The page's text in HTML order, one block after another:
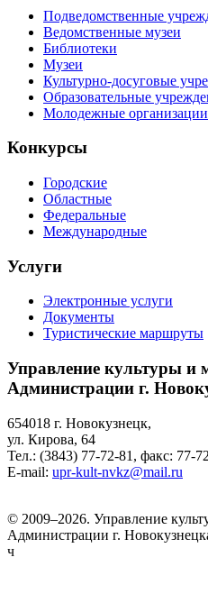
Подведомственные
Ведомственные музеи
Библиотеки
Музеи
Культурно-досуговые
Образовательные
Молодежные организации
Конкурсы
Городские
Областные
Федеральные
Международные
Услуги
Электронные услуги
Документы
Туристические маршруты
Управление культуры и
Администрации г.
654018 г. Новокузнецк,
ул. Кирова, 64
Тел.: (3843) 77-72-81 , факс: 77-
E-mail: upr-kult-nvkz@mail.ru
© 2009–2026. Управление
Администрации г.
ч